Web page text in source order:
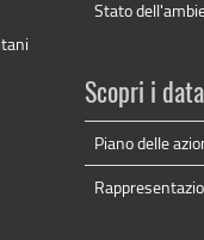
Stato
Scopri i
Piano delle